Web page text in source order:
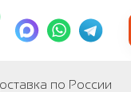
Найти
по России